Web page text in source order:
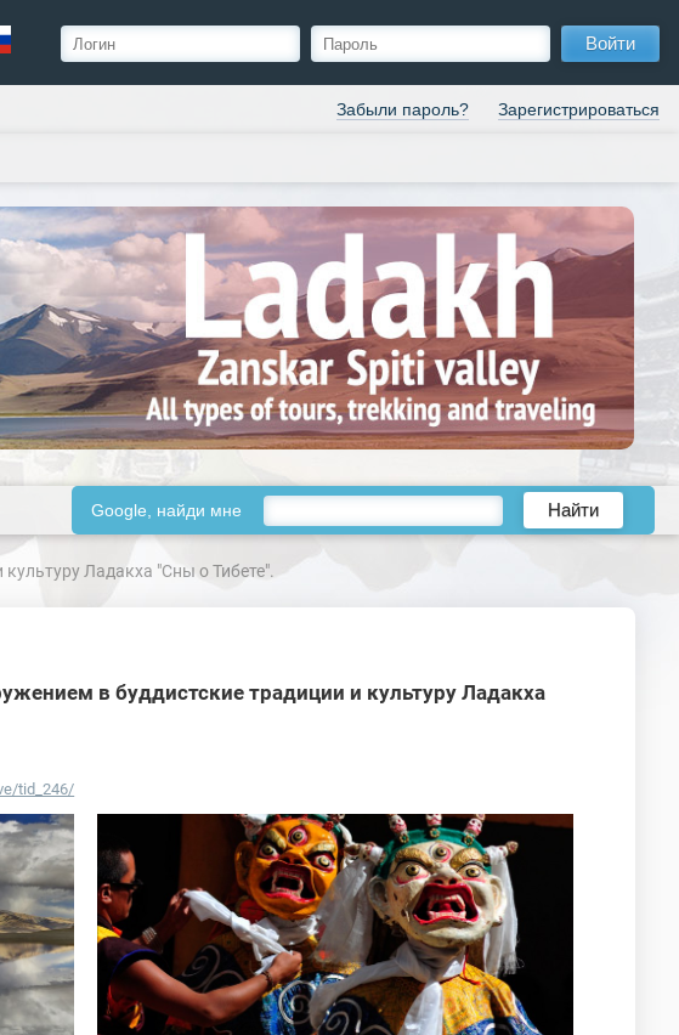
Войти
Забыли пароль? Зарегистрироваться
Google, найди мне Найти
Ладакха "Сны о Тибете".
в буддистские традиции и культуру Ладакха
tid_246/